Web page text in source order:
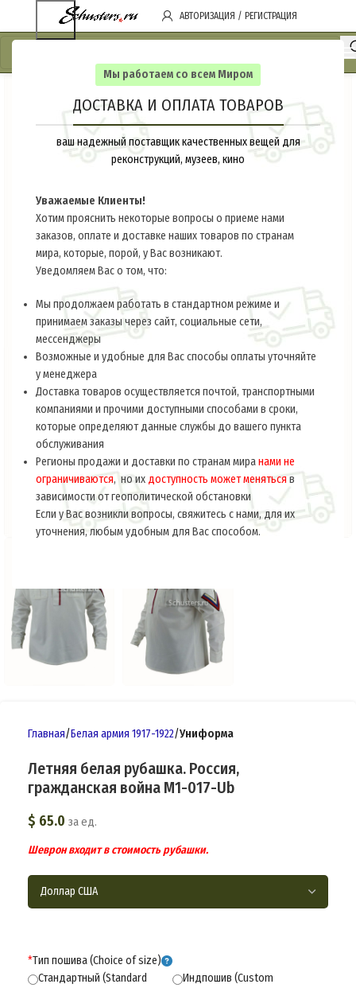
Мы работаем со всем Миром
ДОСТАВКА И ОПЛАТА ТОВАРОВ
ваш надежный поставщик качественных вещей для
реконструкций, музеев, кино
Уважаемые Клиенты!
Хотим прояснить некоторые вопросы о приеме нами
заказов, оплате и доставке наших товаров по странам
мира, которые, порой, у Вас возникают.
Уведомляем Вас о том, что:
Мы продолжаем работать в стандартном режиме и
принимаем заказы через сайт, социальные сети,
мессенджеры
Возможные и удобные для Вас способы оплаты уточняйте
у менеджера
Доставка товаров осуществляется почтой, транспортными
компаниями и прочими доступными способами в сроки,
которые определяют данные службы до вашего пункта
обслуживания
Регионы продажи и доставки по странам миранами не
ограничиваются, но их доступность может меняться в
зависимости от геополитической обстановки
Если у Вас возникли вопросы, свяжитесь с нами, для их
уточнения, любым удобным для Вас способом.
АВТОРИЗАЦИЯ / РЕГИСТРАЦИЯ
Главная Белая армия 1917-1922 Униформа
Летняя белая рубашка. Россия,
гражданская война M1-017-Ub
$ 65.0 за ед.
Шеврон входит в стоимость рубашки.
*Тип пошива (Choice of size)
Стандартный (Standard
Индпошив (Custom